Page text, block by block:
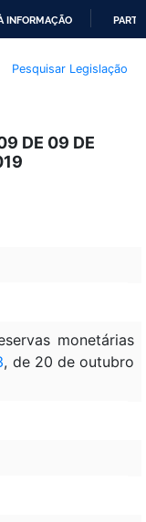
INFORMAÇÃO
Pesquisar Legislação
DE 09 DE
monetárias
, de 20 de outubro